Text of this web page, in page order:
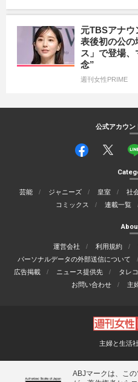
元TBSアナウ
表後初の公の
ス」で登場
念”
週刊女性PRIME
公式アカウン
芸能 ジャニーズ 皇室 社
コミックス
連載一覧
運営会社 利用規約
パーソナルデータの外部送信について
広告掲載
ニュース提供先 タレ
お問い合わせ
主
主婦と生活
ABJマークは、こ